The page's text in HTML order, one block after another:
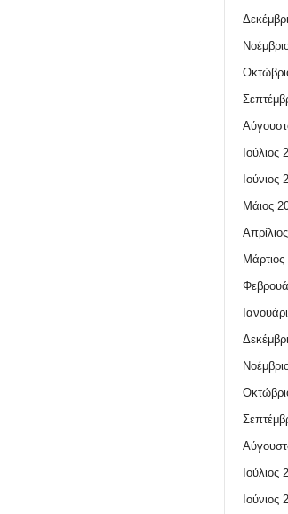
Ιούλιος
Ιούνιος
Μάιος
Μάρτιος
Ιούλιος
Ιούνιος